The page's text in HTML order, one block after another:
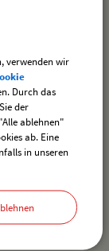
nach oben
verwenden wir
Durch das
der
ablehnen"
ab. Eine
in unseren